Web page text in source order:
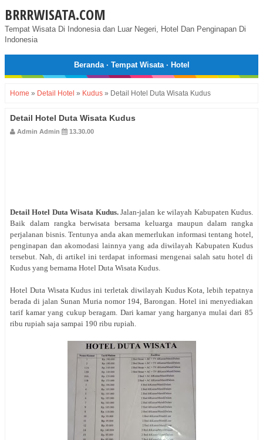
BRRRWISATA.COM
Tempat Wisata Di Indonesia dan Luar Negeri, Hotel Dan Penginapan Di
Indonesia
Beranda· Tempat Wisata· Hotel
Home » Detail Hotel » Kudus » Detail Hotel Duta Wisata Kudus
Detail Hotel Duta Wisata Kudus
Admin Admin 13.30.00
Detail Hotel Duta Wisata Kudus.Jalan-jalan ke wilayah Kabupaten Kudus.
Baik dalam rangka berwisata bersama keluarga maupun dalam rangka
perjalanan bisnis. Tentunya anda akan memerlukan informasi tentang hotel,
penginapan dan akomodasi lainnya yang ada diwilayah Kabupaten Kudus
tersebut. Nah, di artikel ini terdapat informasi mengenai salah satu hotel di
Kudus yang bernama Hotel Duta Wisata Kudus.
Hotel Duta Wisata Kudus ini terletak diwilayah Kudus Kota, lebih tepatnya
berada di jalan Sunan Muria nomor 194, Barongan. Hotel ini menyediakan
tarif kamar yang cukup beragam. Dari kamar yang harganya mulai dari 85
ribu rupiah saja sampai 190 ribu rupiah.